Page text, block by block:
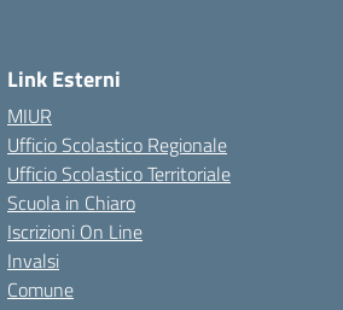
Link Esterni
MIUR
Ufficio Scolastico Regionale
Ufficio Scolastico Territoriale
Scuola in Chiaro
Iscrizioni On Line
Invalsi
Comune